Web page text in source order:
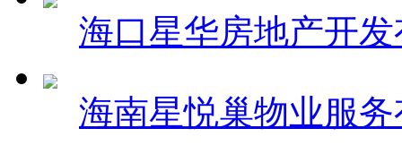
海口星华房地产开
海南星悦巢物业服